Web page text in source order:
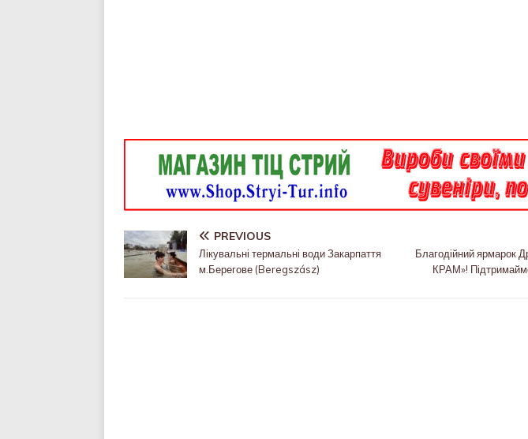
PREVIOUS
Лікувальні термальні води Закарпаття
м.Берегове (Beregszász)
Благодійний ярмарок
КРАМ»!